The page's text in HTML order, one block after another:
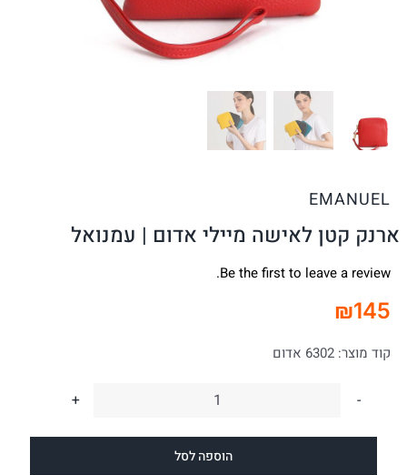
EMANUEL
ארנק קטן לאישה מיילי אדום | עמנואל
Be the first to leave a review.
₪145
קוד מוצר: 6302 אדום
כמות
של
ארנק
הוספה לסל